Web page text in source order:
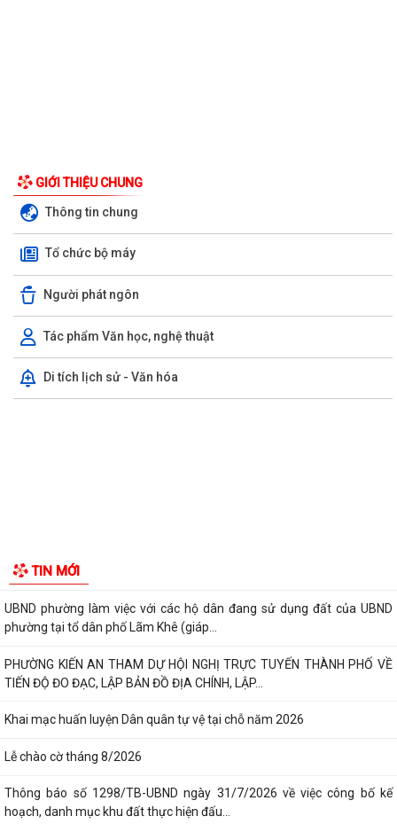
GIỚI THIỆU CHUNG
UBND phường triển khai công tác khám sức khoẻ định kỳ, khám sàng
lọc miễn phí cho người dân trên...
Ban đại diện Hội đồng quản trị Ngân hàng Chính sách xã hội phường
THÀNH PHỐ HẢI PHÒNG ĐƯỢC THU PHÍ, LỆ PHÍ...